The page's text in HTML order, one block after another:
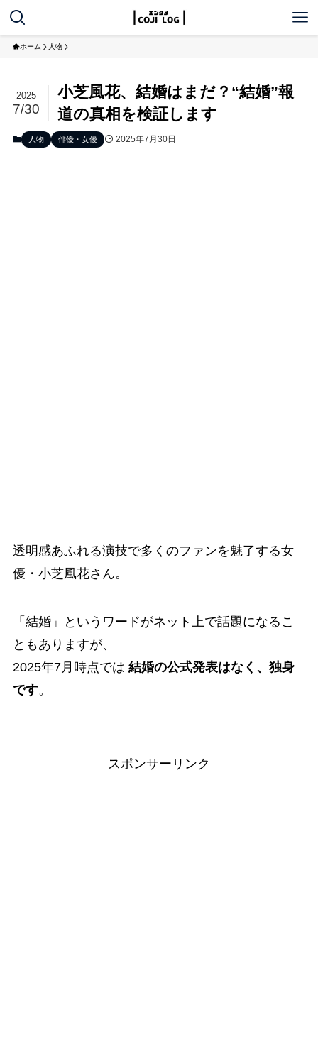
ホーム 人物
小芝風花、結婚はまだ？“結婚”報
道の真相を検証します
2025
7/30
人物 俳優・女優 2025年7月30日
透明感あふれる演技で多くのファンを魅了する女
優・小芝風花さん。
「結婚」というワードがネット上で話題になるこ
ともありますが、
2025年7月時点では 結婚の公式発表はなく、独身
です。
スポンサーリンク